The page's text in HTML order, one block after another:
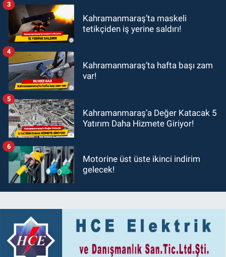
Kahramanmaraş’ta maskeli
tetikçiden iş yerine saldırı!
3
Kahramanmaraş’ta hafta başı zam
var!
4
Kahramanmaraş’a Değer Katacak 5
Yatırım Daha Hizmete Giriyor!
5
Motorine üst üste ikinci indirim
gelecek!
6